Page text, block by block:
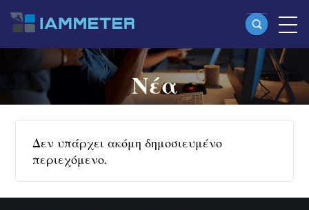
Προϊόντα
Μονοφασικός μετρητής ενέργειας Wi-Fi
Split-phase μετρητής ενέργειας Wi-Fi
(WEM2067)
Νέα
Δεν υπάρχει ακόμη δημοσιευμένο
περιεχόμενο.